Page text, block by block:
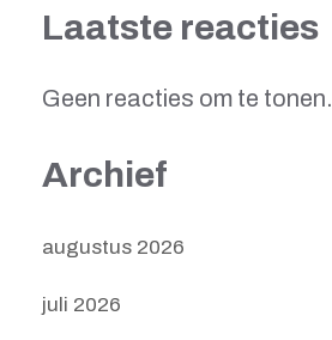
Laatste reacties
Geen reacties om te tonen.
Archief
augustus 2026
juli 2026